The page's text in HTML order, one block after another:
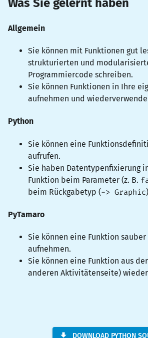
Was Sie gelernt haben
Allgemein
Sie können mit Funktionen gut
strukturierten und
Programmiercode schreiben.
Sie können Funktionen in Ihre
aufnehmen und
Python
Sie können eine
aufrufen.
Sie haben Datentypenfixierung
Funktion beim Parameter (z. B.
beim Rückgabetyp (-> Graphic
PyTamaro
Sie können eine Funktion
aufnehmen.
Sie können eine Funktion aus
anderen Aktivitätenseite)
DOWNLOAD PYTHON